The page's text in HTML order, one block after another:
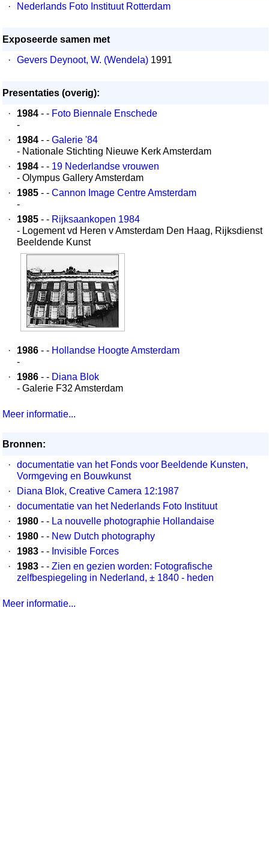
·
Nederlands Foto Instituut Rotterdam
Exposeerde samen met
·
Gevers Deynoot, W. (Wendela) 1991
Presentaties (overig):
·
1984 - - Foto Biennale Enschede
-
·
1984 - - Galerie '84
- Nationale Stichting Nieuwe Kerk Amsterdam
·
1984 - - 19 Nederlandse vrouwen
- Olympus Gallery Amsterdam
·
1985 - - Cannon Image Centre Amsterdam
-
·
1985 - - Rijksaankopen 1984
- Logement vd Heren v Amsterdam Den Haag, Rijksdienst
Beeldende Kunst
· 1986 - - Hollandse Hoogte Amsterdam
-
·
1986 - - Diana Blok
- Galerie F32 Amsterdam
Meer informatie...
Bronnen:
·
documentatie van het Fonds voor Beeldende Kunsten,
Vormgeving en Bouwkunst
·
Diana Blok, Creative Camera 12:1987
·
documentatie van het Nederlands Foto Instituut
·
1980 - - La nouvelle photographie Hollandaise
·
1980 - - New Dutch photography
·
1983 - - Invisible Forces
·
1983 - - Zien en gezien worden: Fotografische
zelfbespiegeling in Nederland, ± 1840 - heden
Meer informatie...